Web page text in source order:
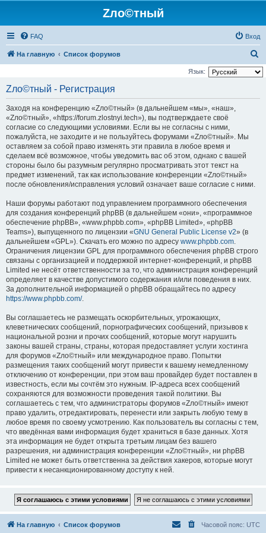
Zло©тный
FAQ Вход
На главную Список форумов
о
Язык:
Zло©тный - Регистрация
Заходя на конференцию «Zло©тный» (в дальнейшем «мы», «наш»,
«Zло©тный», «https://forum.zlostnyi.tech»), вы подтверждаете своё
согласие со следующими условиями. Если вы не согласны с ними,
пожалуйста, не заходите и не пользуйтесь форумами «Zло©тный». Мы
оставляем за собой право изменять эти правила в любое время и
сделаем всё возможное, чтобы уведомить вас об этом, однако с вашей
стороны было бы разумным регулярно просматривать этот текст на
предмет изменений, так как использование конференции «Zло©тный»
после обновления/исправления условий означает ваше согласие с ними.
Наши форумы работают под управлением программного обеспечения
для создания конференций phpBB (в дальнейшем «они», «программное
обеспечение phpBB», «www.phpbb.com», «phpBB Limited», «phpBB
Teams»), выпущенного по лицензии «GNU General Public License v2» (в
дальнейшем «GPL»). Скачать его можно по адресу www.phpbb.com.
Ограничения лицензии GPL для программного обеспечения phpBB строго
связаны с организацией и поддержкой интернет-конференций, и phpBB
Limited не несёт ответственности за то, что администрация конференций
определяет в качестве допустимого содержания и/или поведения в них.
За дополнительной информацией о phpBB обращайтесь по адресу
https://www.phpbb.com/.
Вы соглашаетесь не размещать оскорбительных, угрожающих,
клеветнических сообщений, порнографических сообщений, призывов к
национальной розни и прочих сообщений, которые могут нарушить
законы вашей страны, страны, которая предоставляет услуги хостинга
для форумов «Zло©тный» или международное право. Попытки
размещения таких сообщений могут привести к вашему немедленному
отключению от конференции, при этом ваш провайдер будет поставлен в
известность, если мы сочтём это нужным. IP-адреса всех сообщений
сохраняются для возможности проведения такой политики. Вы
соглашаетесь с тем, что администраторы форумов «Zло©тный» имеют
право удалить, отредактировать, перенести или закрыть любую тему в
любое время по своему усмотрению. Как пользователь вы согласны с тем,
что введённая вами информация будет храниться в базе данных. Хотя
эта информация не будет открыта третьим лицам без вашего
разрешения, ни администрация конференции «Zло©тный», ни phpBB
Limited не может быть ответственна за действия хакеров, которые могут
привести к несанкционированному доступу к ней.
На главную Список форумов Часовой пояс: UTC